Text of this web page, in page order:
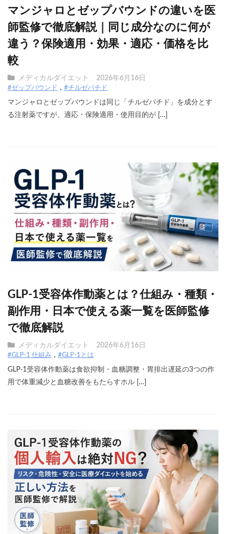
マンジャロとゼップバウンドの違いを医
師監修で徹底解説｜同じ成分なのに何が
違う？保険適用・効果・適応・価格を比
較
メディカルダイエット 2026年6月16日
#ゼップバウンド #チルゼパチド
マンジャロとゼップバウンドは同じ「チルゼパチド」を成分とす
る注射薬ですが、適応・保険適用・使用目的が […]
GLP-1受容体作動薬とは？仕組み・種類・
副作用・日本で使える薬一覧を医師監修
で徹底解説
メディカルダイエット 2026年6月16日
#GLP-1 仕組み #GLP-1とは
GLP-1受容体作動薬は食欲抑制・血糖調整・胃排出遅延の3つの作
用で体重減少と血糖改善をもたらすホル […]